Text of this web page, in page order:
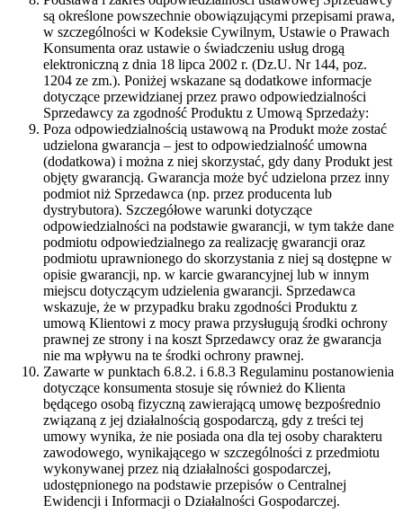
są określone powszechnie obowiązującymi przepisami prawa,
w szczególności w Kodeksie Cywilnym, Ustawie o Prawach
Konsumenta oraz ustawie o świadczeniu usług drogą
elektroniczną z dnia 18 lipca 2002 r. (Dz.U. Nr 144, poz.
1204 ze zm.). Poniżej wskazane są dodatkowe informacje
dotyczące przewidzianej przez prawo odpowiedzialności
Sprzedawcy za zgodność Produktu z Umową Sprzedaży:
Poza odpowiedzialnością ustawową na Produkt może zostać
udzielona gwarancja – jest to odpowiedzialność umowna
(dodatkowa) i można z niej skorzystać, gdy dany Produkt jest
objęty gwarancją. Gwarancja może być udzielona przez inny
podmiot niż Sprzedawca (np. przez producenta lub
dystrybutora). Szczegółowe warunki dotyczące
odpowiedzialności na podstawie gwarancji, w tym także dane
podmiotu odpowiedzialnego za realizację gwarancji oraz
podmiotu uprawnionego do skorzystania z niej są dostępne w
opisie gwarancji, np. w karcie gwarancyjnej lub w innym
miejscu dotyczącym udzielenia gwarancji. Sprzedawca
wskazuje, że w przypadku braku zgodności Produktu z
umową Klientowi z mocy prawa przysługują środki ochrony
prawnej ze strony i na koszt Sprzedawcy oraz że gwarancja
nie ma wpływu na te środki ochrony prawnej.
Zawarte w punktach 6.8.2. i 6.8.3 Regulaminu postanowienia
dotyczące konsumenta stosuje się również do Klienta
będącego osobą fizyczną zawierającą umowę bezpośrednio
związaną z jej działalnością gospodarczą, gdy z treści tej
umowy wynika, że nie posiada ona dla tej osoby charakteru
zawodowego, wynikającego w szczególności z przedmiotu
wykonywanej przez nią działalności gospodarczej,
udostępnionego na podstawie przepisów o Centralnej
Ewidencji i Informacji o Działalności Gospodarczej.